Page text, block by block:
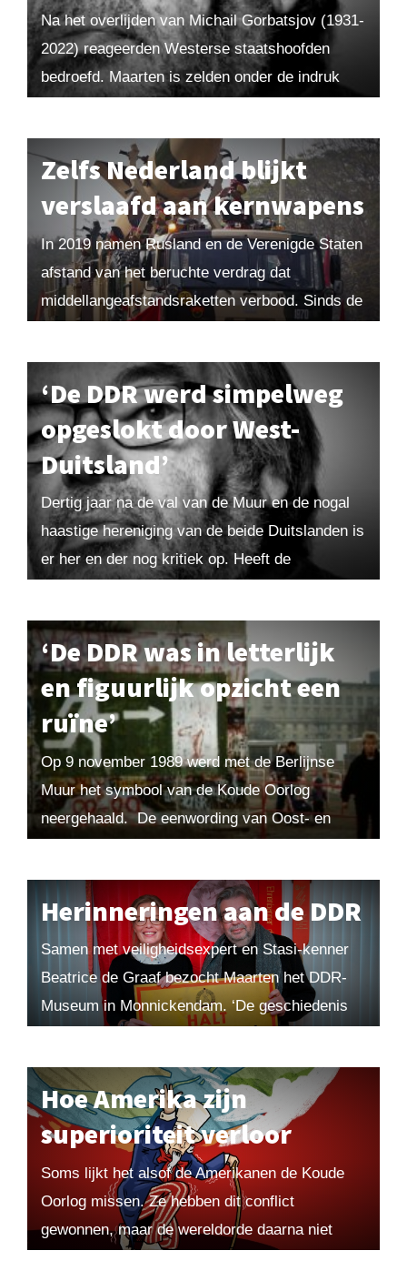
Na het overlijden van Michail Gorbatsjov (1931-
2022) reageerden Westerse staatshoofden
bedroefd. Maarten is zelden onder de indruk
Zelfs Nederland blijkt
verslaafd aan kernwapens
In 2019 namen Rusland en de Verenigde Staten
afstand van het beruchte verdrag dat
middellangeafstandsraketten verbood. Sinds de
‘De DDR werd simpelweg
opgeslokt door West-
Duitsland’
Dertig jaar na de val van de Muur en de nogal
haastige hereniging van de beide Duitslanden is
er her en der nog kritiek op. Heeft de
‘De DDR was in letterlijk
en figuurlijk opzicht een
ruïne’
Op 9 november 1989 werd met de Berlijnse
Muur het symbool van de Koude Oorlog
neergehaald. De eenwording van Oost- en
Herinneringen aan de DDR
Samen met veiligheidsexpert en Stasi-kenner
Beatrice de Graaf bezocht Maarten het DDR-
Museum in Monnickendam. ‘De geschiedenis
1....
Hoe Amerika zijn
superioriteit verloor
Soms lijkt het alsof de Amerikanen de Koude
Oorlog missen. Ze hebben dit conflict
gewonnen, maar de wereldorde daarna niet